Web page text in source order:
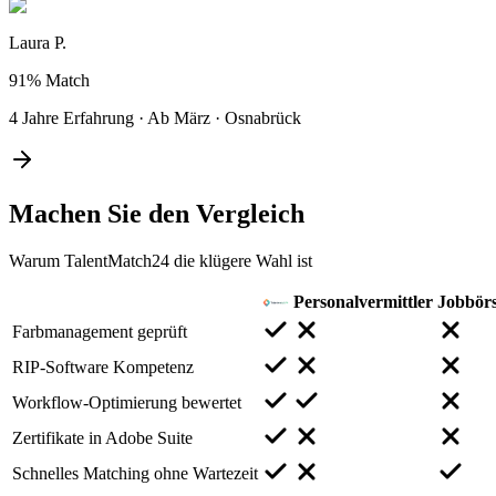
Laura P.
91% Match
4 Jahre Erfahrung · Ab März · Osnabrück
Machen Sie den Vergleich
Warum TalentMatch24 die klügere Wahl ist
Personalvermittler
Farbmanagement geprüft
RIP-Software Kompetenz
Workflow-Optimierung bewertet
Zertifikate in Adobe Suite
Schnelles Matching ohne Wartezeit